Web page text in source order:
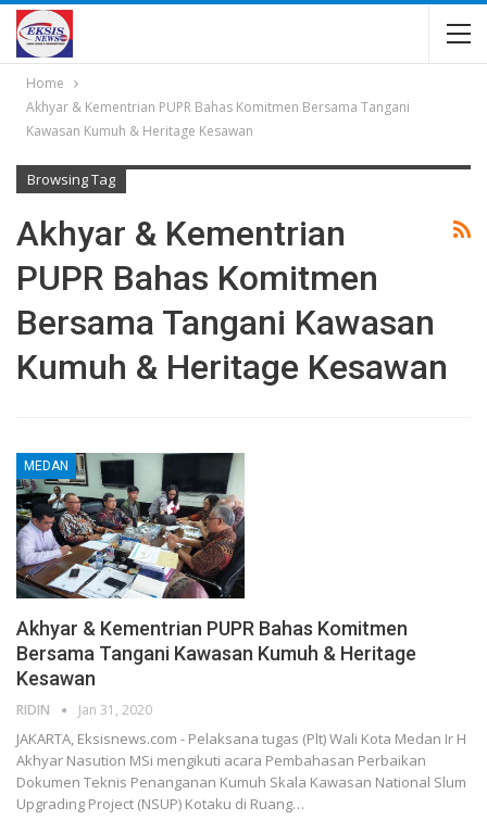
Home
Akhyar & Kementrian PUPR Bahas Komitmen Bersama Tangani
Kawasan Kumuh & Heritage Kesawan
Browsing Tag
Akhyar & Kementrian
PUPR Bahas Komitmen
Bersama Tangani Kawasan
Kumuh & Heritage Kesawan
MEDAN
Akhyar & Kementrian PUPR Bahas Komitmen
Bersama Tangani Kawasan Kumuh & Heritage
Kesawan
RIDIN Jan 31, 2020
JAKARTA, Eksisnews.com - Pelaksana tugas (Plt) Wali Kota Medan Ir H
Akhyar Nasution MSi mengikuti acara Pembahasan Perbaikan
Dokumen Teknis Penanganan Kumuh Skala Kawasan National Slum
Upgrading Project (NSUP) Kotaku di Ruang…